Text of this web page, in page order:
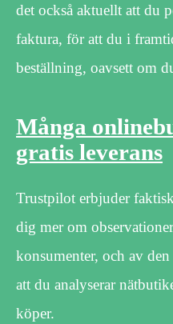
det också aktuellt att du
faktura, för att du i
beställning, oavsett om
Många
gratis leverans
Trustpilot erbjuder
dig mer om
konsumenter, och av
att du analyserar
köper.